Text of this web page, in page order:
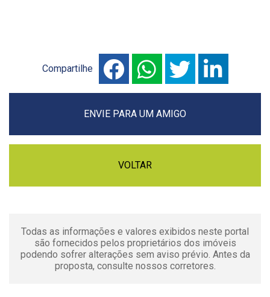
Compartilhe
ENVIE PARA UM AMIGO
VOLTAR
Todas as informações e valores exibidos neste portal
são fornecidos pelos proprietários dos imóveis
podendo sofrer alterações sem aviso prévio. Antes da
proposta, consulte nossos corretores.